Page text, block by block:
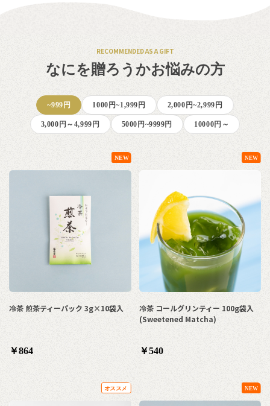
RECOMMENDED AS A GIFT
なにを贈ろうかお悩みの方
~999円 1000円~1,999円 2,000円~2,999円
3,000円～4,999円 5000円~9999円 10000円～
冷茶 煎茶ティーパック 3g×10袋入
￥864
冷茶 コールグリンティー 100g袋入
(Sweetened Matcha)
￥540